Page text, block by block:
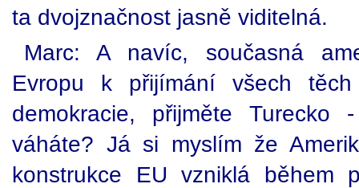
ta dvojznačnost jasně viditelná.
Marc: A navíc, současná
Evropu k přijímání všech
demokracie, přijměte
váháte? Já si myslím že
konstrukce EU vzniklá během